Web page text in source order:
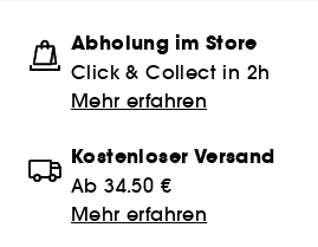
Abholung im Store
Click & Collect in 2h
Mehr erfahren
Kostenloser Versand
Ab 34.50 €
Mehr erfahren